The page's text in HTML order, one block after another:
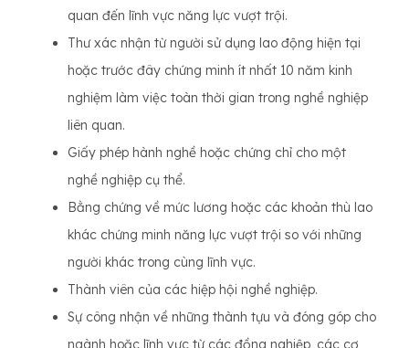
quan đến lĩnh vực năng lực vượt trội.
Thư xác nhận từ người sử dụng lao động hiện tại
hoặc trước đây chứng minh ít nhất 10 năm kinh
nghiệm làm việc toàn thời gian trong nghề nghiệp
liên quan.
Giấy phép hành nghề hoặc chứng chỉ cho một
nghề nghiệp cụ thể.
Bằng chứng về mức lương hoặc các khoản thù lao
khác chứng minh năng lực vượt trội so với những
người khác trong cùng lĩnh vực.
Thành viên của các hiệp hội nghề nghiệp.
Sự công nhận về những thành tựu và đóng góp cho
ngành hoặc lĩnh vực từ các đồng nghiệp, các cơ